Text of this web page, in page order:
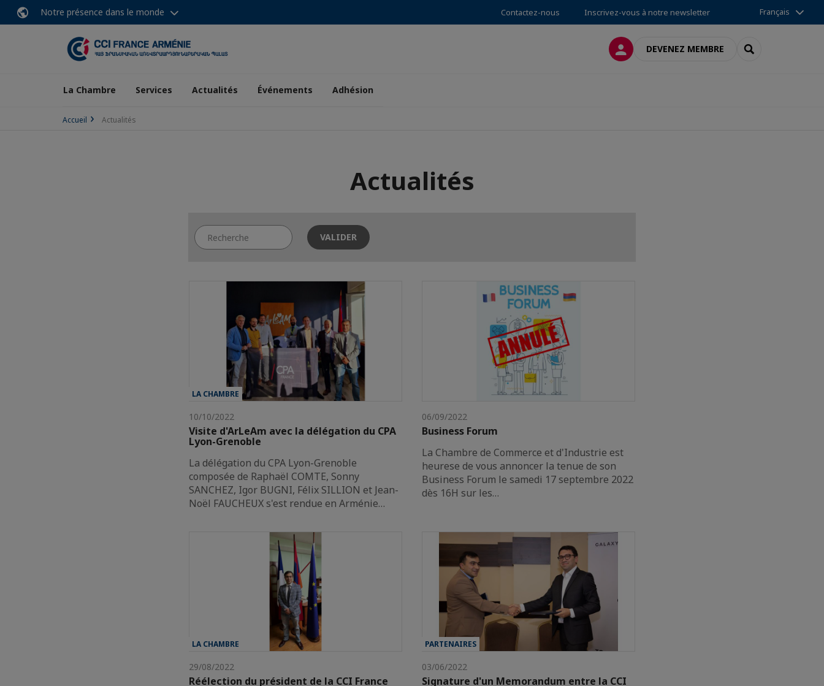
Notre présence dans le monde Contactez-nous Inscrivez-vous à notre newsletter Français
CONNEXIONDEVENEZ MEMBRE RECHERCHER
La Chambre Services Actualités Événements Adhésion
Accueil Actualités
Actualités
LA CHAMBRE
10/10/2022
Visite d'ArLeAm avec la délégation du CPA
Lyon-Grenoble
La délégation du CPA Lyon-Grenoble
composée de Raphaël COMTE, Sonny
SANCHEZ, Igor BUGNI, Félix SILLION et Jean-
Noël FAUCHEUX s'est rendue en Arménie…
06/09/2022
Business Forum
La Chambre de Commerce et d'Industrie est
heurese de vous annoncer la tenue de son
Business Forum le samedi 17 septembre 2022
dès 16H sur les…
LA CHAMBRE
29/08/2022
Réélection du président de la CCI France
PARTENAIRES
03/06/2022
Signature d'un Memorandum entre la CCI